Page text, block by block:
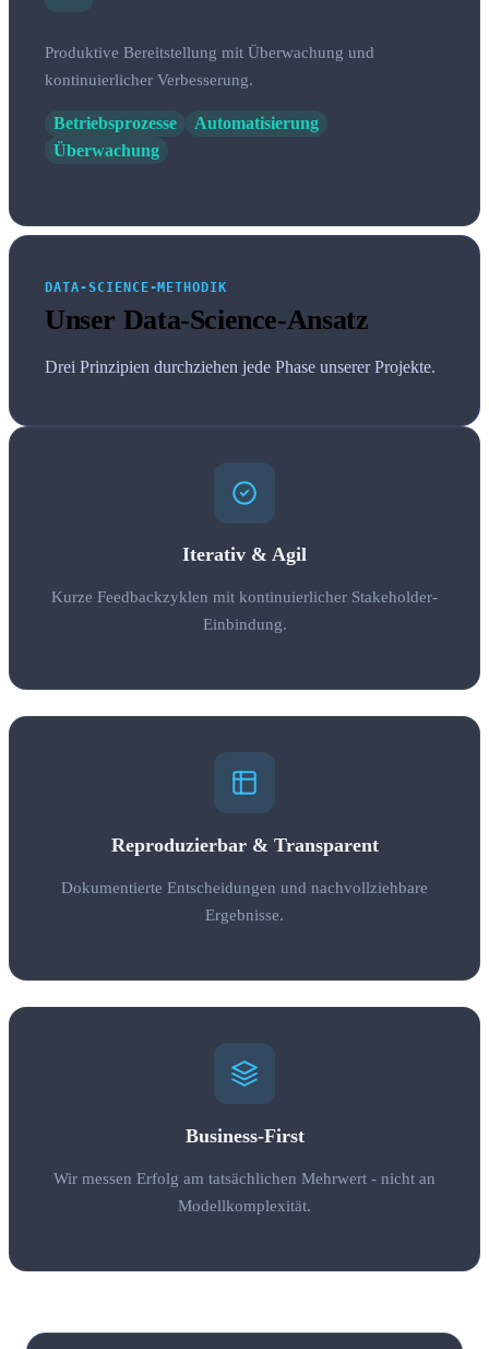
Produktive Bereitstellung mit Überwachung und
kontinuierlicher Verbesserung.
Betriebsprozesse
Automatisierung
Überwachung
DATA-SCIENCE-METHODIK
Unser Data-Science-Ansatz
Drei Prinzipien durchziehen jede Phase unserer Projekte.
Iterativ & Agil
Kurze Feedbackzyklen mit kontinuierlicher Stakeholder-
Einbindung.
Reproduzierbar & Transparent
Dokumentierte Entscheidungen und nachvollziehbare
Ergebnisse.
Business-First
Wir messen Erfolg am tatsächlichen Mehrwert - nicht an
Modellkomplexität.